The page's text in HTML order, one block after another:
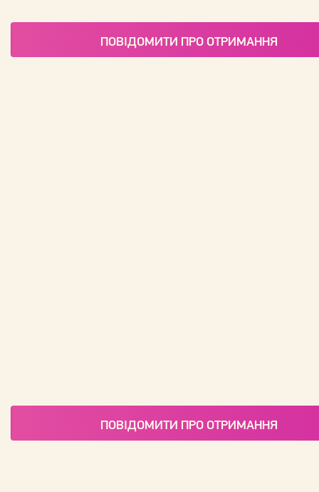
ПОВІДОМИТИ ПРО ОТРИМАННЯ
ПОВІДОМИТИ ПРО ОТРИМАННЯ